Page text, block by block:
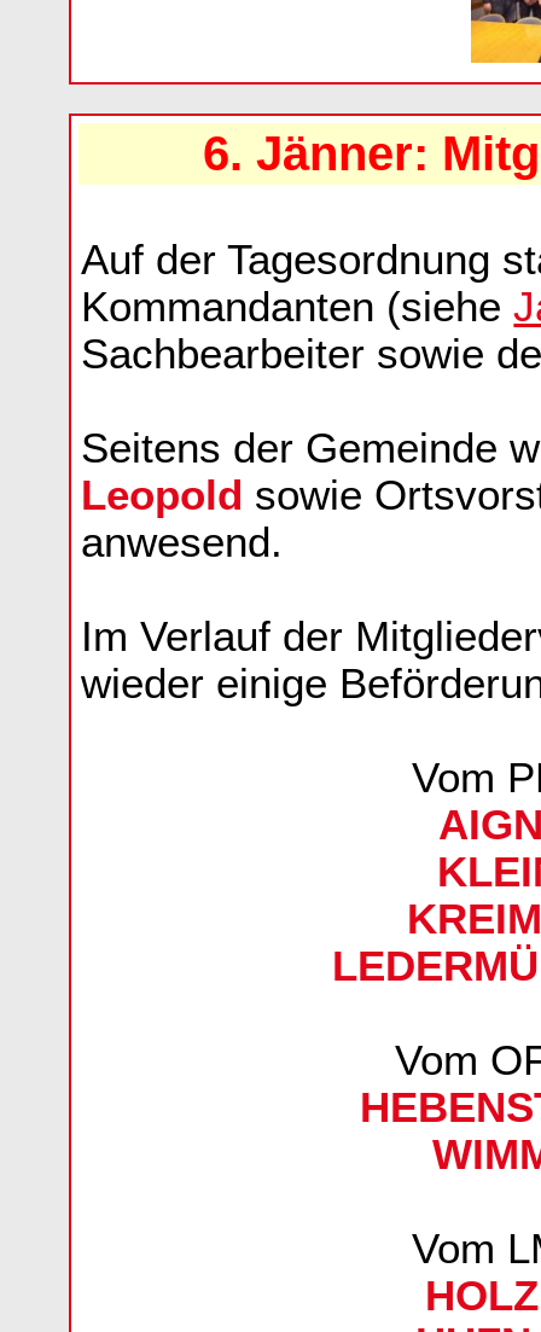
6. Jänner:
Auf der Tagesordnung
Kommandanten (siehe
Sachbearbeiter sowie
Seitens der Gemeinde
Leopold sowie
anwesend.
Im Verlauf der
wieder einige
Vom
Vom
Vom